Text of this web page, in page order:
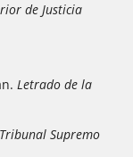
de Justicia
Letrado de la
Supremo